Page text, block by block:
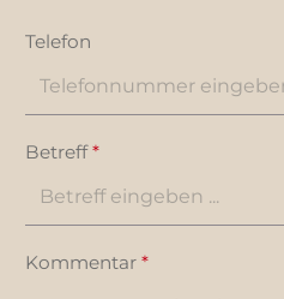
Telefon
Betreff*
Kommentar *